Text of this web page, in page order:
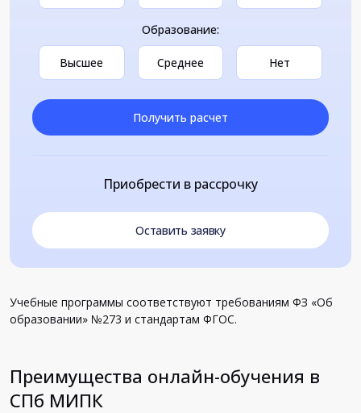
Образование:
Высшее Среднее Нет
Получить расчет
Приобрести в рассрочку
Оставить заявку
Учебные программы соответствуют требованиям ФЗ «Об
образовании» №273 и стандартам ФГОС.
Преимущества онлайн-обучения в
СПб МИПК